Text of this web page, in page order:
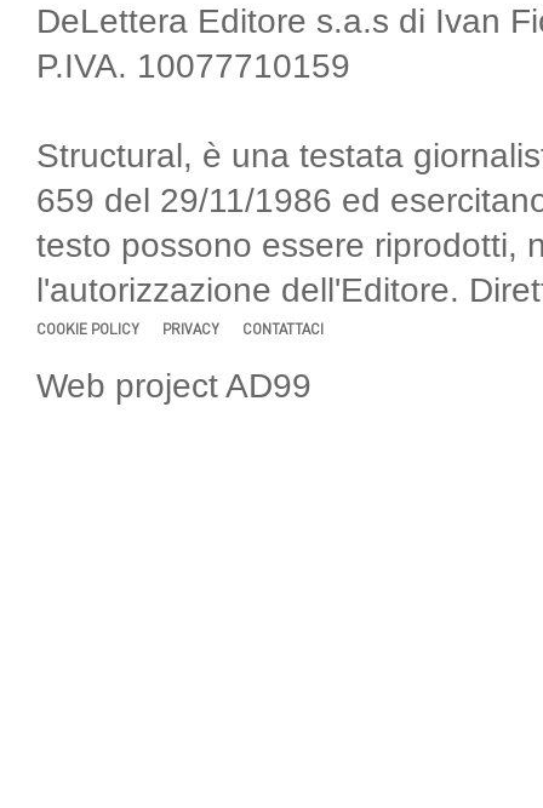
DeLettera Editore s.a.s di Ivan
P.IVA. 10077710159
Structural, è una testata
659 del 29/11/1986 ed
testo possono essere riprodotti,
l'autorizzazione dell'Editore.
COOKIE POLICY PRIVACY CONTATTACI
Web project AD99